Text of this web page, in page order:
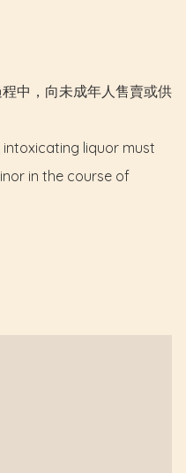
中，向未成年人售賣或供
intoxicating liquor must
in the course of